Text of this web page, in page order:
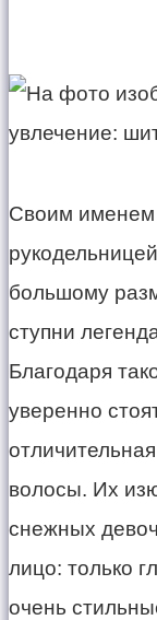
​Своим именем
большому
ступни
Благодаря
уверенно
волосы. Их
снежных
лицо: только
очень